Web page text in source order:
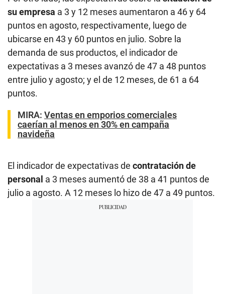
su empresa a 3 y 12 meses aumentaron a 46 y 64
puntos en agosto, respectivamente, luego de
ubicarse en 43 y 60 puntos en julio. Sobre la
demanda de sus productos, el indicador de
expectativas a 3 meses avanzó de 47 a 48 puntos
entre julio y agosto; y el de 12 meses, de 61 a 64
puntos.
MIRA: Ventas en emporios comerciales
caerían al menos en 30% en campaña
navideña
El indicador de expectativas de contratación de
personal a 3 meses aumentó de 38 a 41 puntos de
julio a agosto. A 12 meses lo hizo de 47 a 49 puntos.